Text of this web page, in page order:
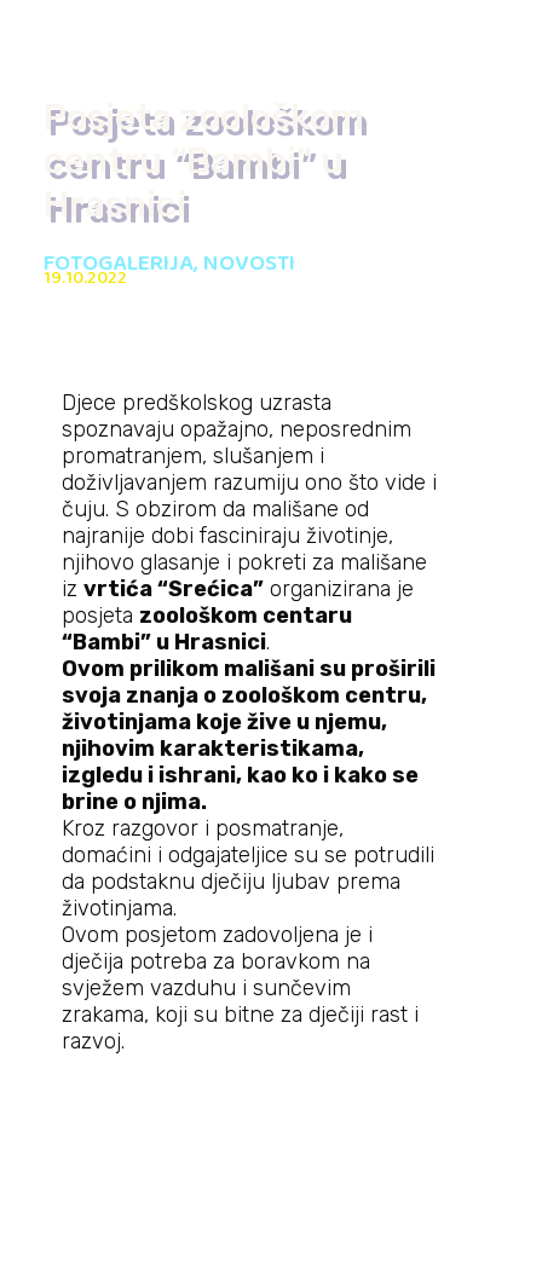
Posjeta zoološkom
centru “Bambi” u
Hrasnici
FOTOGALERIJA,NOVOSTI
19.10.2022
Djece predškolskog uzrasta
spoznavaju opažajno, neposrednim
promatranjem, slušanjem i
doživljavanjem razumiju ono što vide i
čuju. S obzirom da mališane od
najranije dobi fasciniraju životinje,
njihovo glasanje i pokreti za mališane
iz vrtića “Srećica”organizirana je
posjeta zoološkom centaru
“Bambi” u Hrasnici.
Ovom prilikom mališani su proširili
svoja znanja o zoološkom centru,
životinjama koje žive u njemu,
njihovim karakteristikama,
izgledu i ishrani, kao ko i kako se
brine o njima.
Kroz razgovor i posmatranje,
domaćini i odgajateljice su se potrudili
da podstaknu dječiju ljubav prema
životinjama.
Ovom posjetom zadovoljena je i
dječija potreba za boravkom na
svježem vazduhu i sunčevim
zrakama, koji su bitne za dječiji rast i
razvoj.